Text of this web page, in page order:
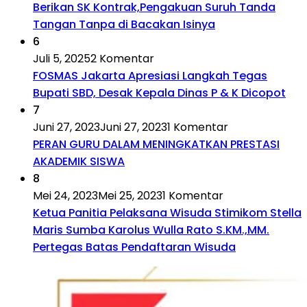
Berikan SK Kontrak,Pengakuan Suruh Tanda
Tangan Tanpa di Bacakan Isinya
6
Juli 5, 20252 Komentar
FOSMAS Jakarta Apresiasi Langkah Tegas
Bupati SBD, Desak Kepala Dinas P & K Dicopot
7
Juni 27, 2023Juni 27, 20231 Komentar
PERAN GURU DALAM MENINGKATKAN PRESTASI
AKADEMIK SISWA
8
Mei 24, 2023Mei 25, 20231 Komentar
Ketua Panitia Pelaksana Wisuda Stimikom Stella
Maris Sumba Karolus Wulla Rato S.KM.,MM.
Pertegas Batas Pendaftaran Wisuda